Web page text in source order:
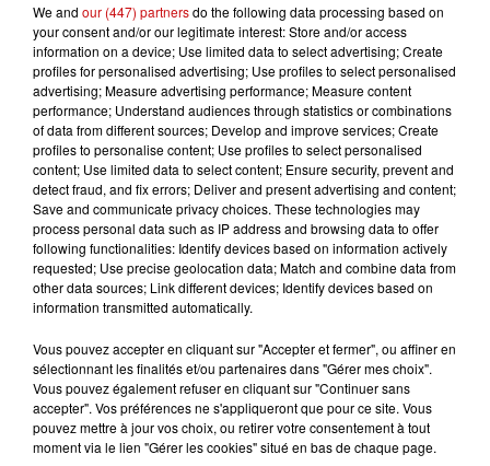
professionnel.
Fort de son succès, l’Expo-Habitat accueille des
entreprises du Sundgau et de toute l’Alsace, mais
aussi d’autres régions de France.
Intérieur, extérieur, construction, rénovation,
amélioration de l’habitat… il y en aura pour tous les
goûts ! Le Salon Expo Habitat propose un large panel de
stands et d'animations.
Ajouter à votre calendrier
Date
du16 février 2024 à 10h00
We and our (447) partnersdo the following data processing based on
your consent and/or our legitimate interest: Store and/or access
information on a device; Use limited data to select advertising; Create
profiles for personalised advertising; Use profiles to select personalised
advertising; Measure advertising performance; Measure content
performance; Understand audiences through statistics or combinations
of data from different sources; Develop and improve services; Create
profiles to personalise content; Use profiles to select personalised
content; Use limited data to select content; Ensure security, prevent and
detect fraud, and fix errors; Deliver and present advertising and content;
Save and communicate privacy choices. These technologies may
process personal data such as IP address and browsing data to offer
following functionalities: Identify devices based on information actively
requested; Use precise geolocation data; Match and combine data from
other data sources; Link different devices; Identify devices based on
information transmitted automatically.
Vous pouvez accepter en cliquant sur "Accepter et fermer", ou affiner en
sélectionnant les finalités et/ou partenaires dans "Gérer mes choix".
Vous pouvez également refuser en cliquant sur "Continuer sans
accepter". Vos préférences ne s'appliqueront que pour ce site. Vous
pouvez mettre à jour vos choix, ou retirer votre consentement à tout
moment via le lien "Gérer les cookies" situé en bas de chaque page.